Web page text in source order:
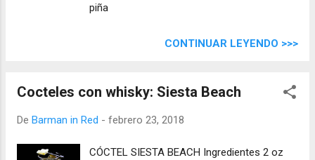
piña
CONTINUAR LEYENDO >>>
Cocteles con whisky: Siesta Beach
De Barman in Red - febrero 23, 2018
CÓCTEL SIESTA BEACH Ingredientes 2 oz